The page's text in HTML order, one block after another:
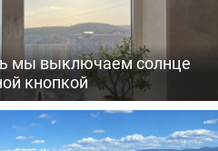
мы выключаем солнце
кнопкой